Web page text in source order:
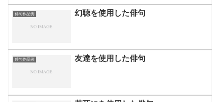
俳句作品例 幻聴を使用した俳句
俳句作品例 友達を使用した俳句